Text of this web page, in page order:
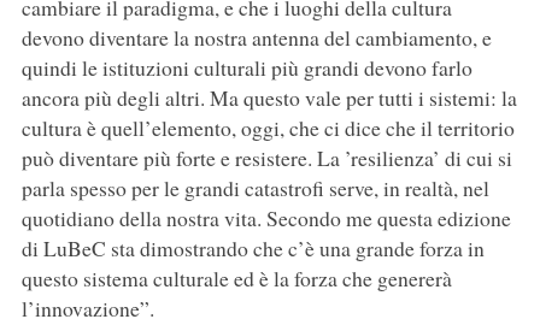
cambiare il paradigma, e che i luoghi della cultura
devono diventare la nostra antenna del cambiamento, e
quindi le istituzioni culturali più grandi devono farlo
ancora più degli altri. Ma questo vale per tutti i sistemi: la
cultura è quell’elemento, oggi, che ci dice che il territorio
può diventare più forte e resistere. La ’resilienza’ di cui si
parla spesso per le grandi catastrofi serve, in realtà, nel
quotidiano della nostra vita. Secondo me questa edizione
di LuBeC sta dimostrando che c’è una grande forza in
questo sistema culturale ed è la forza che genererà
l’innovazione”.